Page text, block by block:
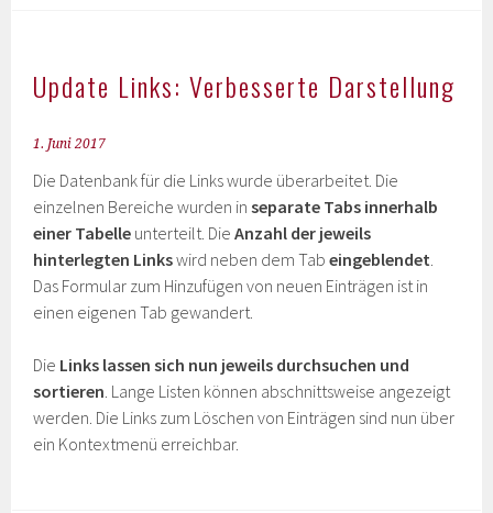
Update Links: Verbesserte Darstellung
1. Juni 2017
Die Datenbank für die Links wurde überarbeitet. Die
einzelnen Bereiche wurden inseparate Tabs innerhalb
einer Tabelle unterteilt. DieAnzahl der jeweils
hinterlegten Linkswird neben dem Tabeingeblendet.
Das Formular zum Hinzufügen von neuen Einträgen ist in
einen eigenen Tab gewandert.
Die Links lassen sich nun jeweils durchsuchen und
sortieren. Lange Listen können abschnittsweise angezeigt
werden. Die Links zum Löschen von Einträgen sind nun über
ein Kontextmenü erreichbar.